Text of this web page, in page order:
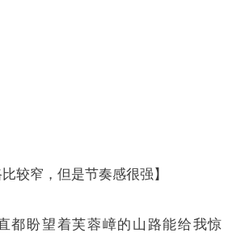
较窄，但是节奏感很强】
都盼望着芙蓉嶂的山路能给我惊